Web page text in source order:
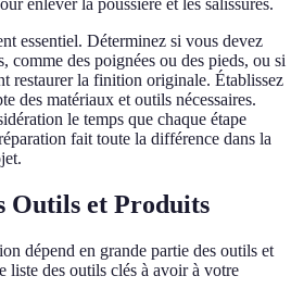
enlever la poussière et les salissures.
essentiel. Déterminez si vous devez
comme des poignées ou des pieds, ou si
restaurer la finition originale. Établissez
des matériaux et outils nécessaires.
le temps que chaque étape
fait toute la différence dans la
Outils et Produits
dépend en grande partie des outils et
liste des outils clés à avoir à votre